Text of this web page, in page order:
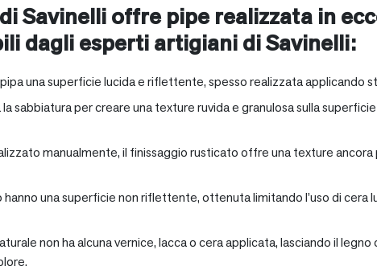
Savinelli offre pipe realizzata in
dagli esperti artigiani di Savinelli:
una superficie lucida e riflettente, spesso realizzata applicando
sabbiatura per creare una texture ruvida e granulosa sulla
manualmente, il finissaggio rusticato offre una texture
hanno una superficie non riflettente, ottenuta limitando l’uso di cera
non ha alcuna vernice, lacca o cera applicata, lasciando il